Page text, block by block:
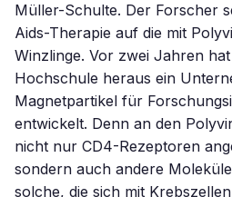
Müller-Schulte. Der Forscher
Aids-Therapie auf die mit
Winzlinge. Vor zwei Jahren
Hochschule heraus ein
Magnetpartikel für
entwickelt. Denn an den
nicht nur CD4-Rezeptoren
sondern auch andere
solche, die sich mit